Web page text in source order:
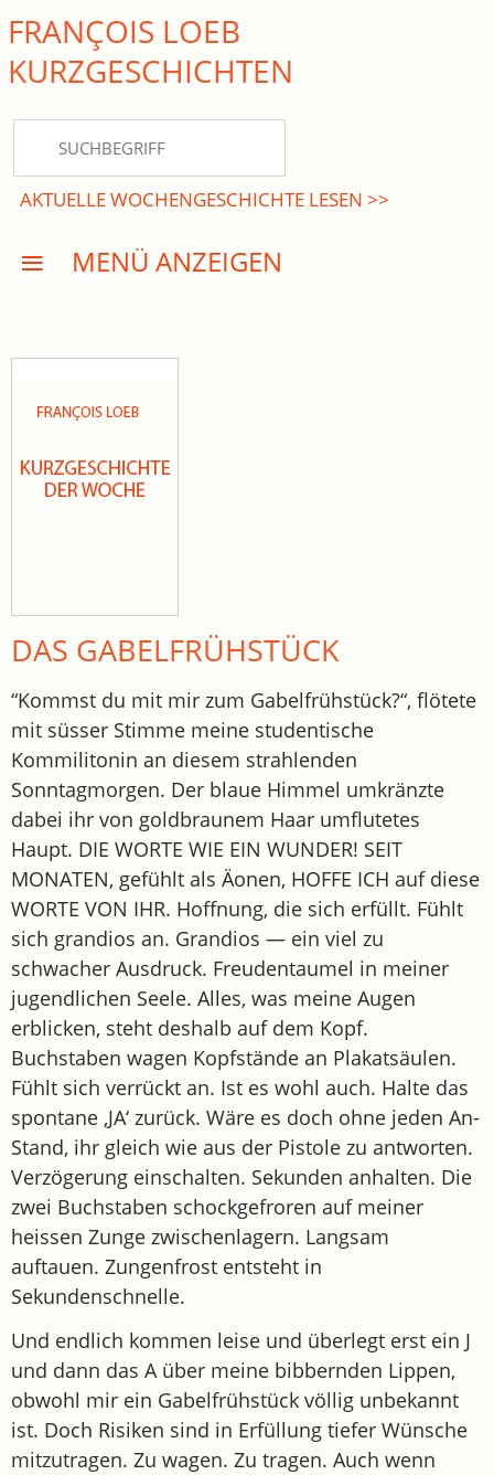
close Submenü
KURZGESCHICHTEN
DREISATZROMANE
PRESSE
FRANÇOIS LOEB
KURZ­GESCHICHTEN
AKTUELLE WOCHENGESCHICHTE LESEN >>
MENÜ ANZEIGEN
DAS GABELFRÜHSTÜCK
“Kommst du mit mir zum Gabelfrühstück?“, flötete
mit süsser Stimme meine studentische
Kommilitonin an diesem strahlenden
Sonntagmorgen. Der blaue Himmel umkränzte
dabei ihr von goldbraunem Haar umflutetes
Haupt. DIE WORTE WIE EIN WUNDER! SEIT
MONATEN, gefühlt als Äonen, HOFFE ICH auf diese
WORTE VON IHR. Hoffnung, die sich erfüllt. Fühlt
sich grandios an. Grandios — ein viel zu
schwacher Ausdruck. Freudentaumel in meiner
jugendlichen Seele. Alles, was meine Augen
erblicken, steht deshalb auf dem Kopf.
Buchstaben wagen Kopfstände an Plakatsäulen.
Fühlt sich verrückt an. Ist es wohl auch. Halte das
spontane ‚JA‘ zurück. Wäre es doch ohne jeden An-
Stand, ihr gleich wie aus der Pistole zu antworten.
Verzögerung einschalten. Sekunden anhalten. Die
zwei Buchstaben schockgefroren auf meiner
heissen Zunge zwischenlagern. Langsam
auftauen. Zungenfrost entsteht in
Sekundenschnelle.
Und endlich kommen leise und überlegt erst ein J
und dann das A über meine bibbernden Lippen,
obwohl mir ein Gabelfrühstück völlig unbekannt
ist. Doch Risiken sind in Erfüllung tiefer Wünsche
mitzutragen. Zu wagen. Zu tragen. Auch wenn